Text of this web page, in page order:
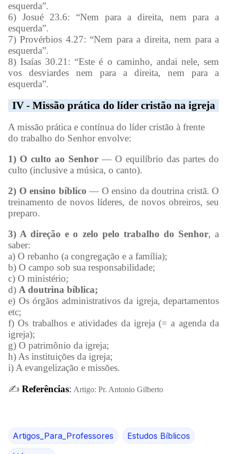
esquerda”.
6) Josué 23.6: “Nem para a direita, nem para a
esquerda”.
7) Provérbios 4.27: “Nem para a direita, nem para a
esquerda”.
8) Isaías 30.21: “Este é o caminho, andai nele, sem
vos desviardes nem para a direita, nem para a
esquerda”.
IV - Missão prática do líder cristão na igreja
A missão prática e contínua do líder cristão à frente
do trabalho do Senhor envolve:
1) O culto ao Senhor — O equilíbrio das partes do
culto (inclusive a música, o canto).
2) O ensino bíblico — O ensino da doutrina cristã. O
treinamento de novos líderes, de novos obreiros, seu
preparo.
3) A direção e o zelo pelo trabalho do Senhor, a
saber:
a) O rebanho (a congregação e a família);
b) O campo sob sua responsabilidade;
c) O ministério;
d) A doutrina bíblica;
e) Os órgãos administrativos da igreja, departamentos
etc;
f) Os trabalhos e atividades da igreja (= a agenda da
igreja);
g) O patrimônio da igreja;
h) As instituições da igreja;
i) A evangelização e missões.
✍ Referências: Artigo: Pr. Antonio Gilberto
Artigos_Para_Professores
Estudos Bíblicos